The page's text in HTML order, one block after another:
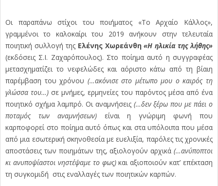
Οι παραπάνω στίχοι του ποιήματος «Το Αρχαίο Κάλλος»,
γραμμένοι το καλοκαίρι του 2019 ανήκουν στην τελευταία
ποιητική συλλογή της Ελένης Χωρεάνθη«Η ηλικία της λήθης»
(εκδόσεις Σ.Ι. Ζαχαρόπουλος). Στο ποίημα αυτό η συγγραφέας
μετασχηματίζει το νεφελώδες και αόριστο κάτω από τη βίαιη
παρέμβαση του χρόνου (…ακόνισε στο μέτωπο μου ο καιρός τη
γλώσσα του…) σε μνήμες, ερμηνείες του παρόντος μέσα από ένα
ποιητικό σχήμα λαμπρό. Οι αναμνήσεις (…δεν ξέρω που με πάει ο
ποταμός των αναμνήσεων)είναι η γνώριμη φωνή που
καρποφορεί στο ποίημα αυτό όπως και στα υπόλοιπα που μέσα
από μια εσωτερική σκηνοθεσία με ευελιξία, παρόλες τις χρονικές
αποστάσεις των ποιημάτων της, αξιολογούν αρχικά (…ανύποπτοι
κι ανυποψίαστοι νηστέψαμε το φως)και αξιοποιούν κατ’ επέκταση
τη συγκομιδή στις εναλλαγές των ποιητικών καρπών.